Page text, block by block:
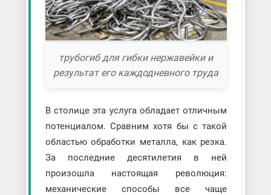
трубогиб для гибки нержавейки и
результат его каждодневного труда
В столице эта услуга обладает отличным
потенциалом. Сравним хотя бы с такой
областью обработки металла, как резка.
За последние десятилетия в ней
произошла настоящая революция:
механические способы все чаще